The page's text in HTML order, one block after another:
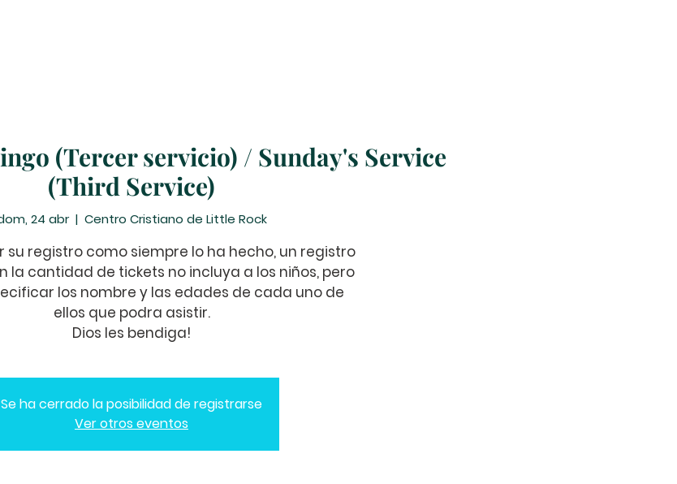
(Tercer servicio) / Sunday's Service
(Third Service)
24 abr
  |
Centro Cristiano de Little Rock
su registro como siempre lo ha hecho, un registro
la cantidad de tickets no incluya a los niños, pero
los nombre y las edades de cada uno de
ellos que podra asistir.
Dios les bendiga!
Se ha cerrado la posibilidad de registrarse
Ver otros eventos